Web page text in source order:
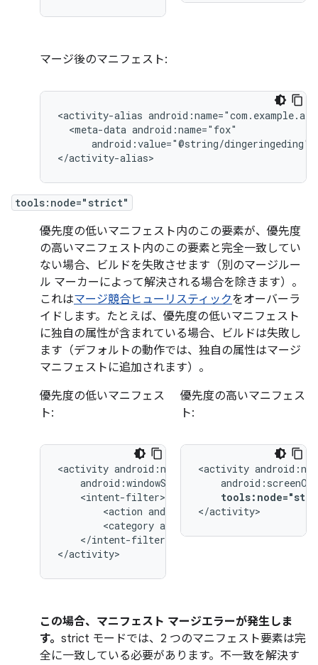
マージ後のマニフェスト:
<activity-alias
<meta-data
android:value="@string/dingeringeding"/
</activity-alias>
tools:node="strict"
優先度の低いマニフェスト内のこの要素が、優先度
の高いマニフェスト内のこの要素と完全一致してい
ない場合、ビルドを失敗させます（別のマージルー
ル マーカーによって解決される場合を除きます）。
これはマージ競合ヒューリスティックをオーバーラ
イドします。たとえば、優先度の低いマニフェスト
に独自の属性が含まれている場合、ビルドは失敗し
ます（デフォルトの動作では、独自の属性はマージ
マニフェストに追加されます）。
優先度の低いマニフェス
ト:
<activity
<action
<category
</intent-filter>
</activity>
優先度の高いマニフェス
ト:
<activity
</activity>
この場合、マニフェスト マージエラーが発生しま
す。 strict モードでは、2 つのマニフェスト要素は完
全に一致している必要があります。不一致を解決す